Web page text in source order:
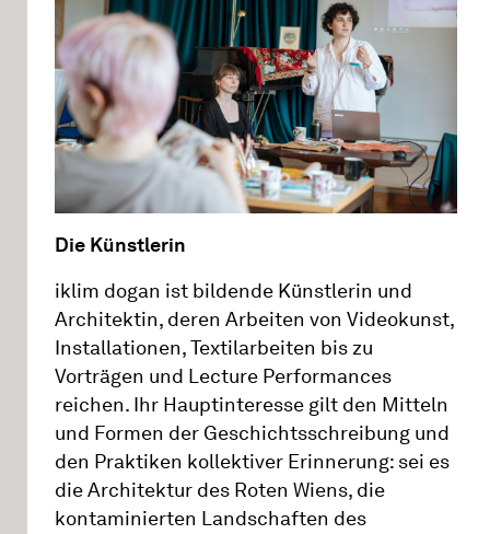
Die Künstlerin
iklim dogan ist bildende Künstlerin und
Architektin, deren Arbeiten von Videokunst,
Installationen, Textilarbeiten bis zu
Vorträgen und Lecture Performances
reichen. Ihr Hauptinteresse gilt den Mitteln
und Formen der Geschichtsschreibung und
den Praktiken kollektiver Erinnerung: sei es
die Architektur des Roten Wiens, die
kontaminierten Landschaften des